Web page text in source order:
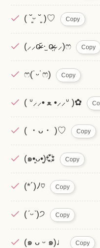
( ˘͈ᵕ ˘͈ )♡ Copy
(⸝⸝o̴̶̷᷄ ·̫ o̴̶̷̤⸝⸝)ෆ Copy
ෆ(˙ᵕ˙ෆ) Copy
( ᐡ⸝⸝• ﻌ •⸝⸝ᐡ )✿
( ・ᴗ・ )♡ Copy
(๑•͈ᴗ•͈)💞 Copy
(*´)ﾉ♡ Copy
(ˊᵕˋ)੭ Copy
(๑ ᴗ ᵕ ๑)♩ Copy